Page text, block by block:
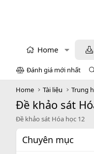
Home
Đánh giá mới nhất
Home Tài liệu Trung
Đề khảo sát
Đề khảo sát Hóa học 12
Chuyên mục